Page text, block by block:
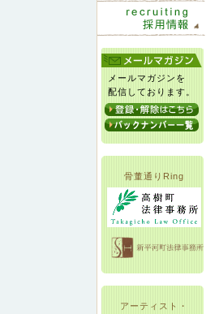
メールマガジンを
配信しております。
骨董通りRing
アーティスト・